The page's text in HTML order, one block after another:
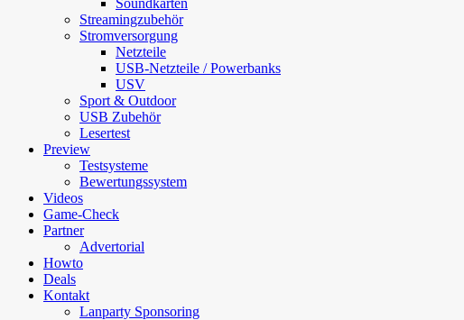
Soundkarten
Streamingzubehör
Stromversorgung
Netzteile
USB-Netzteile / Powerbanks
USV
Sport & Outdoor
USB Zubehör
Lesertest
Preview
Testsysteme
Bewertungssystem
Videos
Game-Check
Partner
Advertorial
Howto
Deals
Kontakt
Lanparty Sponsoring